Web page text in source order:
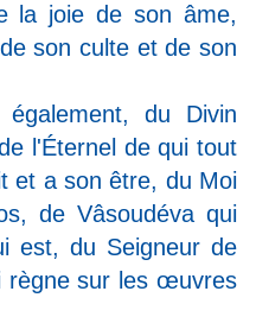
la joie de son âme,
son culte et de son
du Divin
l'Éternel de qui tout
et a son être, du Moi
de Vâsoudéva qui
est, du Seigneur de
règne sur les œuvres